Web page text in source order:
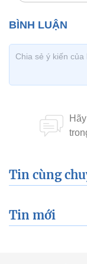
Tin cùng
Tin mới